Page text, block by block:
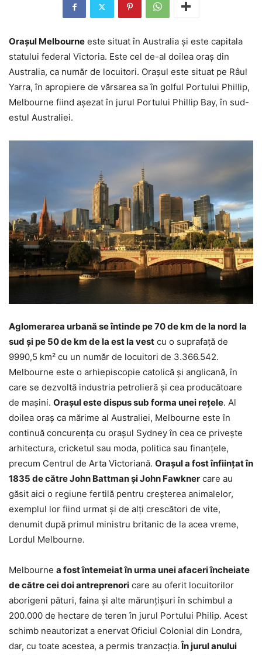
Oraşul Melbourne este situat în Australia şi este capitala
statului federal Victoria. Este cel de-al doilea oraş din
Australia, ca număr de locuitori. Oraşul este situat pe Râul
Yarra, în apropiere de vărsarea sa în golful Portului Phillip,
Melbourne fiind aşezat în jurul Portului Phillip Bay, în sud-
estul Australiei.
Aglomerarea urbană se întinde pe 70 de km de la nord la
sud și pe 50 de km de la est la vest cu o suprafață de
9990,5 km² cu un număr de locuitori de 3.366.542.
Melbourne este o arhiepiscopie catolică și anglicană, în
care se dezvoltă industria petrolieră și cea producătoare
de mașini. Orașul este dispus sub forma unei rețele. Al
doilea oraș ca mărime al Australiei, Melbourne este în
continuă concurența cu orașul Sydney în cea ce privește
arhitectura, cricketul sau moda, politica sau finanțele,
precum Centrul de Arta Victoriană. Orașul a fost înființat în
1835 de către John Battman și John Fawkner care au
găsit aici o regiune fertilă pentru creșterea animalelor,
exemplul lor fiind urmat și de alți crescători de vite,
denumit după primul ministru britanic de la acea vreme,
Lordul Melbourne.
Melbourne a fost întemeiat în urma unei afaceri încheiate
de către cei doi antreprenori care au oferit locuitorilor
aborigeni pături, faina și alte mărunțișuri în schimbul a
200.000 de hectare de teren în jurul Portului Philip. Acest
schimb neautorizat a enervat Oficiul Colonial din Londra,
dar, cu toate acestea, a permis tranzacția.În jurul anului